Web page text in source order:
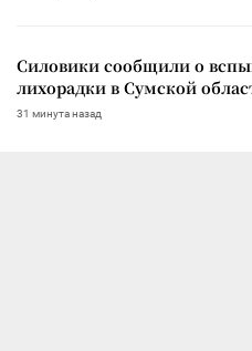
Силовики сообщили о
лихорадки в Сумской
31 минута назад